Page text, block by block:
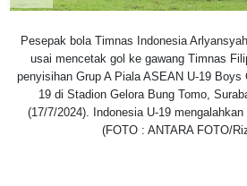
Pesepak bola Timnas Indonesia
usai mencetak gol ke gawang Timnas
penyisihan Grup A Piala ASEAN U-19 Boys
19 di Stadion Gelora Bung Tomo,
(17/7/2024). Indonesia U-19
(FOTO : ANTARA FOTO/